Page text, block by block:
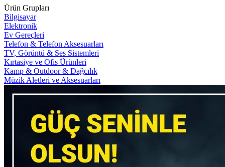
Ürün Grupları
Bilgisayar
Elektronik
Ev Gereçleri
Telefon & Telefon Aksesuarları
TV, Görüntü & Ses Sistemleri
Kırtasiye ve Ofis Ürünleri
Kamp & Outdoor & Dağcılık
Müzik Aletleri ve Aksesuarları